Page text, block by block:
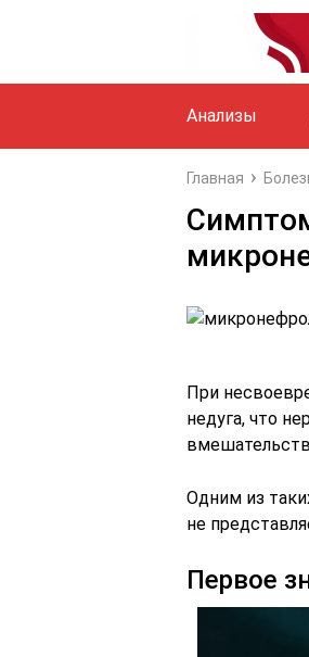
Анализы
Главная
При
недуга, что
Одним из
не
Первое